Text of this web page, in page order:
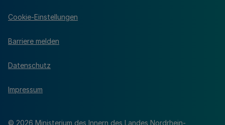
© 2026 Ministerium des Innern des Landes Nordrhein-
Cookie-Einstellungen
Barriere melden
Datenschutz
Impressum